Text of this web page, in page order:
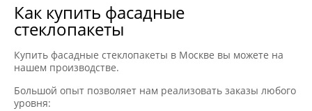
Как купить фасадные
стеклопакеты
Купить фасадные стеклопакеты в Москве вы можете на
нашем производстве.
Большой опыт позволяет нам реализовать заказы любого
уровня: